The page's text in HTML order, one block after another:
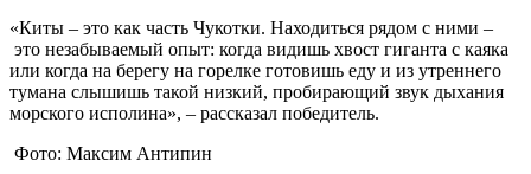
«Киты – это как часть Чукотки. Находиться рядом с ними –
это незабываемый опыт: когда видишь хвост гиганта с каяка
или когда на берегу на горелке готовишь еду и из утреннего
тумана слышишь такой низкий, пробирающий звук дыхания
морского исполина», – рассказал победитель.
Фото: Максим Антипин